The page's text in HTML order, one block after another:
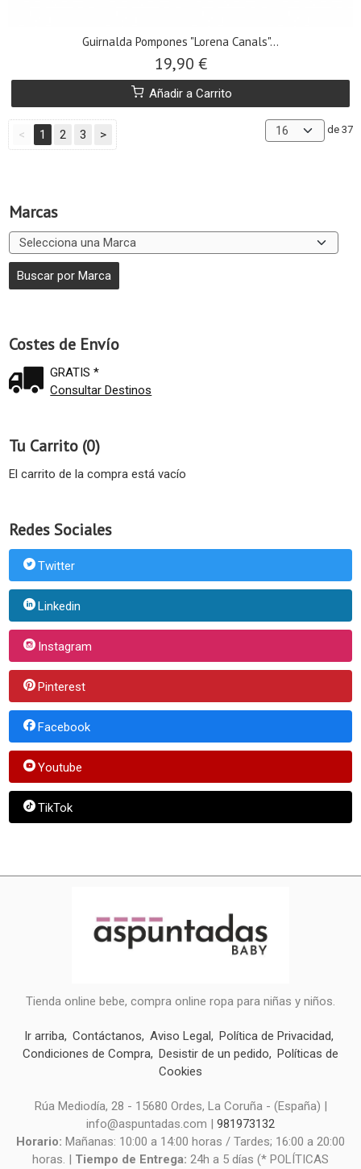
Marcas
Costes de Envío
GRATIS *
Consultar Destinos
Tu Carrito (0)
El carrito de la compra está vacío
Redes Sociales
Twitter
Linkedin
Instagram
Pinterest
Facebook
Youtube
TikTok
Guirnalda Pompones "Lorena Canals"...
19,90 €
Añadir a Carrito
< 1 2 3 > de 37
Tienda online bebe, compra online ropa para niñas y niños.
Ir arriba Contáctanos Aviso Legal
Política de Privacidad
Condiciones de Compra
Desistir de un pedido
Políticas de
Cookies
Rúa Mediodía, 28 - 15680 Ordes, La Coruña - (España) |
info@aspuntadas.com | 981973132
Horario: Mañanas: 10:00 a 14:00 horas / Tardes; 16:00 a 20:00
horas. | Tiempo de Entrega: 24h a 5 días (* POLÍTICAS